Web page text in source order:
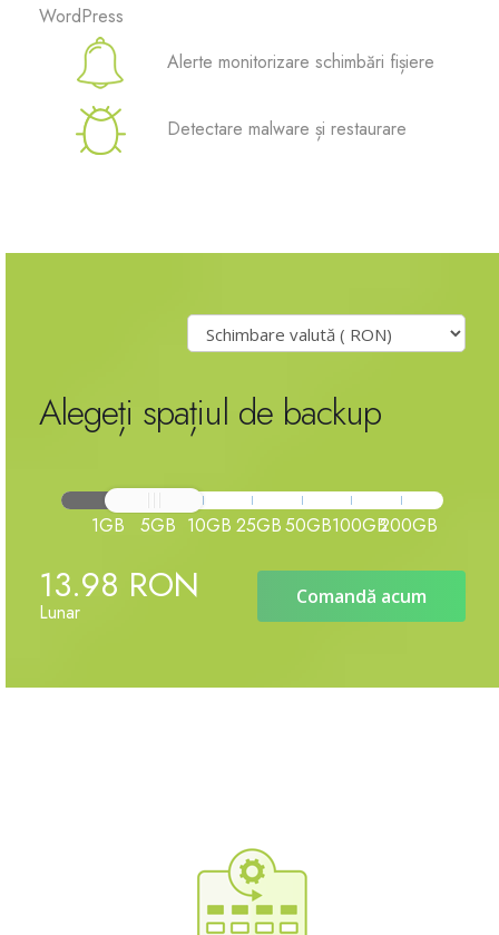
XOVI NOW
Site & Server Monitoring
WordPress
Alerte monitorizare schimbări fișiere
Detectare malware și restaurare
Alegeți spațiul de backup
1GB 5GB 10GB 25GB50GB100GB200GB
13.98 RON
Lunar
Comandă acum